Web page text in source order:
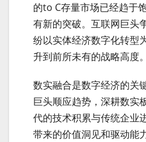
的to C存量市场已经趋于
有新的突破。互联网巨头
纷以实体经济数字化转型
升到前所未有的战略高度。
数实融合是数字经济的关
巨头顺应趋势，深耕数实
代的技术积累与传统企业
带来的价值洞见和驱动能